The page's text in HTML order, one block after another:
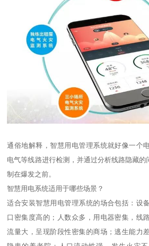
通俗地解释，智慧用电管理系统就好像一个
电气等线路进行检测，并通过分析线路隐藏的
制在爆发之前。
智慧用电系统适用于哪些场景？
适合安装智慧用电管理系统的场合包括：设
口密集度高的；人数众多，用电器密集，线
流量大，呈现阶段性密集的商场；逃生能力